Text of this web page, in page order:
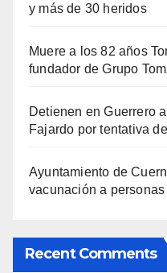
y más de 30 heridos
Muere a los 82 años
fundador de Grupo
Detienen en Guerrero
Fajardo por tentativa
Ayuntamiento de
vacunación a
Recent Comments